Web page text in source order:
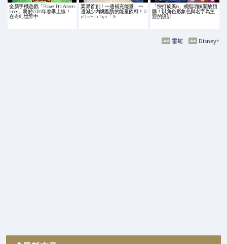
全新手機遊戲「Power Pro Adven
tures」將於2026年春季上線！
在奇幻世界中…
業界首創！一邊補充能量、一
邊減少內臟脂肪的能量飲料！D
yDo×Healthya「Th…
「快打旋風6」戒指項鍊開放預
購！以角色形象色與名字為主
題的設計
Disney+
雷蛇